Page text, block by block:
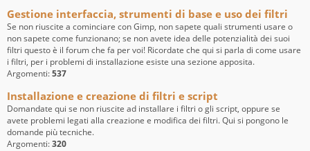
Gestione interfaccia, strumenti di base e uso dei filtri
Se non riuscite a cominciare con Gimp, non sapete quali strumenti usare o
non sapete come funzionano; se non avete idea delle potenzialità dei suoi
filtri questo è il forum che fa per voi! Ricordate che qui si parla di come usare
i filtri, per i problemi di installazione esiste una sezione apposita.
Argomenti:537
Installazione e creazione di filtri e script
Domandate qui se non riuscite ad installare i filtri o gli script, oppure se
avete problemi legati alla creazione e modifica dei filtri. Qui si pongono le
domande più tecniche.
Argomenti:320